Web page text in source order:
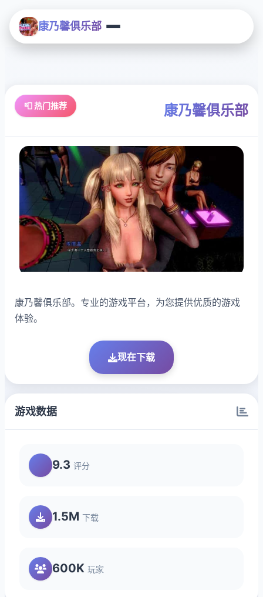
康乃馨俱乐部
📮 热门推荐 康乃馨俱乐部
康乃馨俱乐部。专业的游戏平台，为您提供优质的游戏
体验。
现在下载
游戏数据
9.3 评分
1.5M 下载
600K 玩家